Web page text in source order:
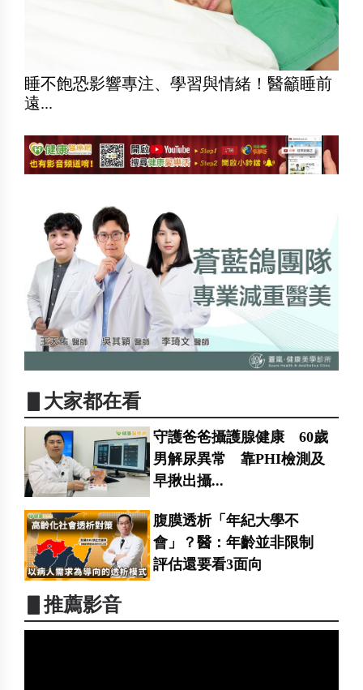
睡不飽恐影響專注、學習與情緒！醫籲睡前
遠...
▋大家都在看
守護爸爸攝護腺健康 60歲
男解尿異常 靠PHI檢測及
早揪出攝...
腹膜透析「年紀大學不
會」？醫：年齡並非限制
評估還要看3面向
▋推薦影音